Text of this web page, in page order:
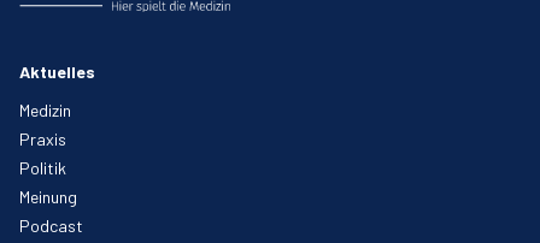
Aktuelles
Medizin
Praxis
Politik
Meinung
Podcast